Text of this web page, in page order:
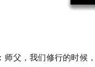
师父，我们修行的时候